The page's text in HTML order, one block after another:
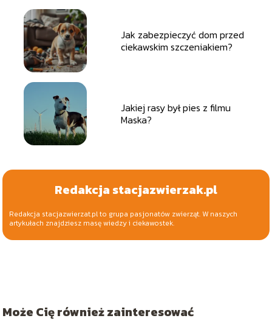
Jak zabezpieczyć dom przed
ciekawskim szczeniakiem?
Jakiej rasy był pies z filmu
Maska?
Redakcja stacjazwierzak.pl
Redakcja stacjazwierzat.pl to grupa pasjonatów zwierząt. W naszych
artykułach znajdziesz masę wiedzy i ciekawostek.
Może Cię również zainteresować